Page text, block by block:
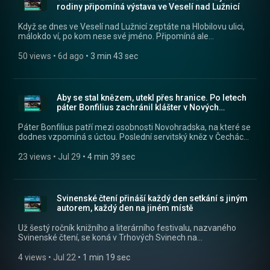
(https://apps.apple.com/cz/app/id1455654616) nebo na
webu mujRozhlas.cz
(https://www.mujrozhlas.cz/rapi/view/show/550d90d6-
98fd-351d-8398-2dc9eca7fd54?
6bd3-3ca3-8855-cd8434df43f8) .
rodiny připomíná výstava ve Veselí nad Lužnicí
Když se dnes ve Veselí nad Lužnicí zeptáte na Hlobilovu ulici,
málokdo ví, po kom nese své jméno. Připomíná ale
tehdejšího Mezimostí, které se stalo součástí Veselí nad
Jihočeské odpoledne můžete pohodlně poslouchat v mobilní
aplikaci mujRozhlas pro Android
(https://play.google.com/store/apps/details?
id=cz.rozhlas.mujrozhlas) a iOS
(https://apps.apple.com/cz/app/id1455654616) nebo na
webu mujRozhlas.cz
(https://www.mujrozhlas.cz/rapi/view/show/550d90d6-
98fd-351d-8398-2dc9eca7fd54?
5068-3ab5-a20d-674fc201f93d) .
50 views • 6d ago • 3 min 43 sec
Aby se stal knězem, utekl přes hranice. Po letech
páter Bonfilius zachránil klášter v Nových
Páter Bonfilius patří mezi osobnosti Novohradska, na které se
dodnes vzpomíná s úctou. Poslední servitský kněz v Čechách
Nových Hradech. Jeho příběh zmapoval regionální stopař Petr
id=cz.rozhlas.mujrozhlas) a iOS
(https://apps.apple.com/cz/app/id1455654616) nebo na
webu mujRozhlas.cz
(https://www.mujrozhlas.cz/rapi/view/show/550d90d6-
98fd-351d-8398-2dc9eca7fd54?
94b8-3219-b4a1-13156782cf27) .
23 views • Jul 29 • 4 min 39 sec
Svinenské čtení přináší každý den setkání s jiným
autorem, každý den na jiném místě
Už šestý ročník knižního a literárního festivalu, nazvaného
Svinenské čtení, se koná v Trhových Svinech na
vystoupí před publikem a čte ze své knihy. Jedním z hlavních
4 views • Jul 22 • 1 min 19 sec